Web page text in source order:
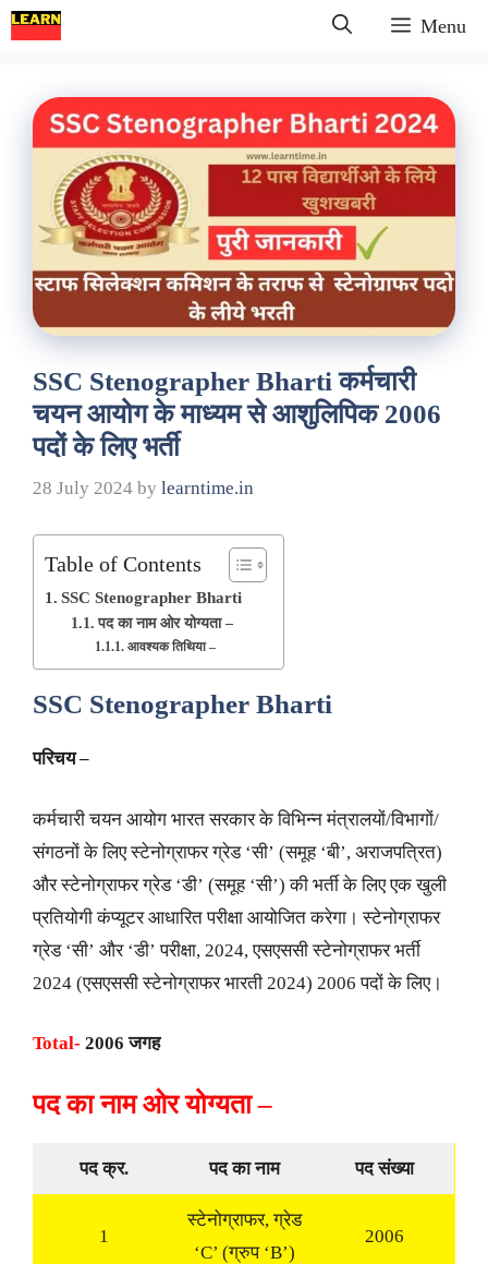
Skip
to
Menu
SSC Stenographer Bharti कर्मचारी
चयन आयोग के माध्यम से आशुलिपिक 2006
पदों के लिए भर्ती
28 July 2024 by learntime.in
Table of Contents
SSC Stenographer Bharti
पद का नाम ओर योग्यता –
आवश्यक तिथिया –
SSC Stenographer Bharti
परिचय –
कर्मचारी चयन आयोग भारत सरकार के विभिन्न मंत्रालयों/विभागों/
संगठनों के लिए स्टेनोग्राफर ग्रेड ‘सी’ (समूह ‘बी’, अराजपत्रित)
और स्टेनोग्राफर ग्रेड ‘डी’ (समूह ‘सी’) की भर्ती के लिए एक खुली
प्रतियोगी कंप्यूटर आधारित परीक्षा आयोजित करेगा। स्टेनोग्राफर
ग्रेड ‘सी’ और ‘डी’ परीक्षा, 2024, एसएससी स्टेनोग्राफर भर्ती
2024 (एसएससी स्टेनोग्राफर भारती 2024) 2006 पदों के लिए।
Total- 2006 जगह
पद का नाम ओर योग्यता –
पद क्र. पद का नाम पद संख्या
1
स्टेनोग्राफर, ग्रेड
‘C’ (ग्रुप ‘B’)
2006